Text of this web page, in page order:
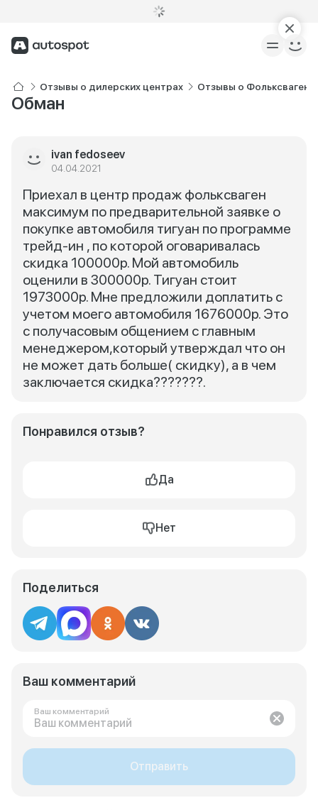
Отзывы о дилерских центрах Отзывы о Фольксваген
Обман
ivan fedoseev
04.04.2021
Приехал в центр продаж фольксваген
максимум по предварительной заявке о
покупке автомобиля тигуан по программе
трейд-ин , по которой оговаривалась
скидка 100000р. Мой автомобиль
оценили в 300000р. Тигуан стоит
1973000р. Мне предложили доплатить с
учетом моего автомобиля 1676000р. Это
с получасовым общением с главным
менеджером,который утверждал что он
не может дать больше( скидку), а в чем
заключается скидка???????.
Понравился отзыв?
Да
Нет
Поделиться
Ваш комментарий
Ваш комментарий
Отправить